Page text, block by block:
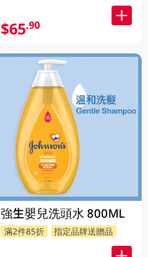
$65.90
強生嬰兒洗頭水 800ML
滿2件85折 指定品牌送贈品